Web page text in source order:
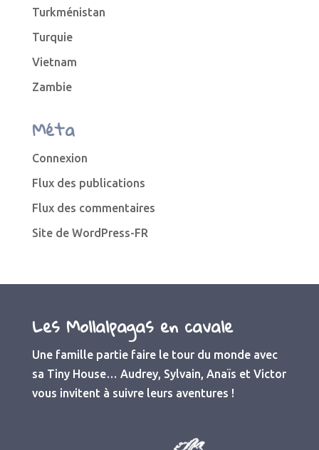
Turkménistan
Turquie
Vietnam
Zambie
Méta
Connexion
Flux des publications
Flux des commentaires
Site de WordPress-FR
Les Mollalpagas en cavale
Une famille partie faire le tour du monde avec
sa Tiny House… Audrey, Sylvain, Anaïs et Victor
vous invitent à suivre leurs aventures !